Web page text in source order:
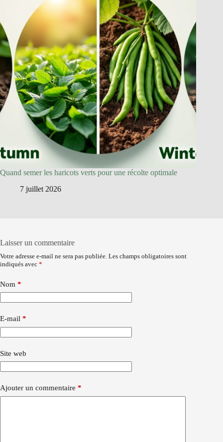
Quand semer les haricots verts pour une récolte optimale
7 juillet 2026
Laisser un commentaire
Votre adresse e-mail ne sera pas publiée. Les champs obligatoires sont
indiqués avec *
Nom *
E-mail *
Site web
Ajouter un commentaire *